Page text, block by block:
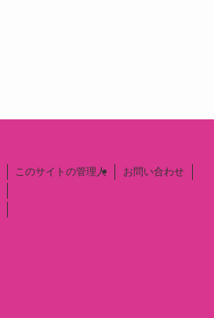
このサイトの管理人 お問い合わせ